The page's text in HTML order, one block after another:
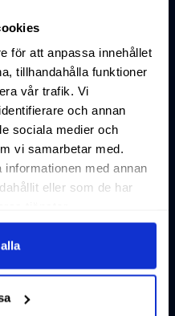
för att anpassa innehållet
tillhandahålla funktioner
vår trafik. Vi
och annan
sociala medier och
vi samarbetar med.
med annan
eller som de har